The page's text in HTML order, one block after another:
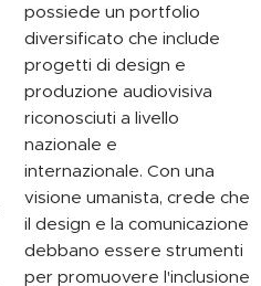
possiede un portfolio
diversificato che include
progetti di design e
produzione audiovisiva
riconosciuti a livello
nazionale e
internazionale. Con una
visione umanista, crede che
il design e la comunicazione
debbano essere strumenti
per promuovere l'inclusione